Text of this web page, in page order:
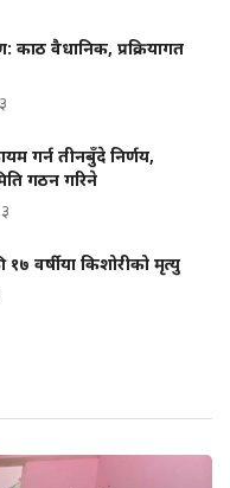
वैधानिक, प्रक्रियागत
गर्न तीनबुँदे निर्णय,
गठन गरिने
वर्षीया किशोरीको मृत्यु